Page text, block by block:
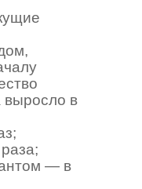
выросло в
— в